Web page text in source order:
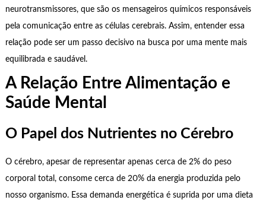
neurotransmissores, que são os mensageiros químicos responsáveis
pela comunicação entre as células cerebrais. Assim, entender essa
relação pode ser um passo decisivo na busca por uma mente mais
equilibrada e saudável.
A Relação Entre Alimentação e
Saúde Mental
O Papel dos Nutrientes no Cérebro
O cérebro, apesar de representar apenas cerca de 2% do peso
corporal total, consome cerca de 20% da energia produzida pelo
nosso organismo. Essa demanda energética é suprida por uma dieta